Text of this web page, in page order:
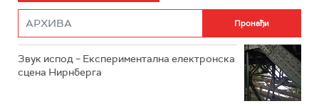
РАДИО РОКЕНРОЛЕР
Звук испод – Експериментална електронска
сцена Нирнберга